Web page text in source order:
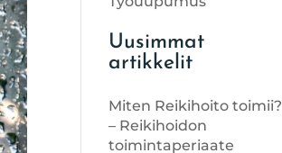
Uusimmat
artikkelit
Miten Reikihoito toimii?
– Reikihoidon
toimintaperiaate